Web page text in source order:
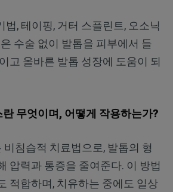
법, 테이핑, 거터 스플린트, 오소닉
수술 없이 발톱을 피부에서 들
고 올바른 발톱 성장에 도움이 되
무엇이며, 어떻게 작용하는가?
비침습적 치료법으로, 발톱의 형
압력과 통증을 줄여준다. 이 방법
적합하며, 치유하는 중에도 일상